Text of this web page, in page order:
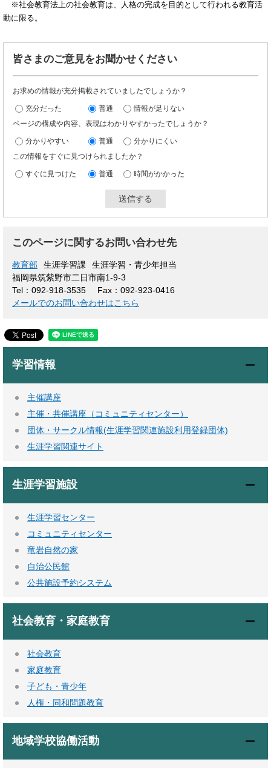
※社会教育法上の社会教育は、人格の完成を目的として行われる教育活
動に限る。
皆さまのご意見をお聞かせください
お求めの情報が充分掲載されていましたでしょうか？
充分だった 普通
情報が足りない
ページの構成や内容、表現はわかりやすかったでしょうか？
分かりやすい 普通
分かりにくい
この情報をすぐに見つけられましたか？
すぐに見つけた 普通 時間がかかった
このページに関するお問い合わせ先
教育部 生涯学習課
生涯学習・青少年担当
福岡県筑紫野市二日市南1-9-3
Tel：092-918-3535
Fax：092-923-0416
メールでのお問い合わせはこちら
学習情報
主催講座
主催・共催講座（コミュニティセンター）
団体・サークル情報(生涯学習関連施設利用登録団体)
生涯学習関連サイト
生涯学習施設
生涯学習センター
コミュニティセンター
竜岩自然の家
自治公民館
公共施設予約システム
社会教育・家庭教育
社会教育
家庭教育
子ども・青少年
人権・同和問題教育
地域学校協働活動